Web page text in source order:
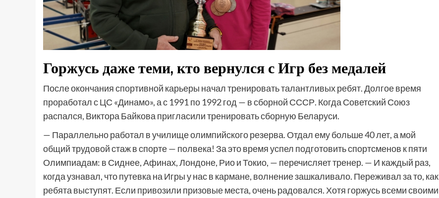
Горжусь даже теми, кто вернулся с Игр без медалей
После окончания спортивной карьеры начал тренировать талантливых ребят. Долгое время
проработал с ЦС «Динамо», а с 1991 по 1992 год — в сборной СССР. Когда Советский Союз
распался, Виктора Байкова пригласили тренировать сборную Беларуси.
— Параллельно работал в училище олимпийского резерва. Отдал ему больше 40 лет, а мой
общий трудовой стаж в спорте — полвека! За это время успел подготовить спортсменов к пяти
Олимпиадам: в Сиднее, Афинах, Лондоне, Рио и Токио, — перечисляет тренер. — И каждый раз,
когда узнавал, что путевка на Игры у нас в кармане, волнение зашкаливало. Переживал за то, как
ребята выступят. Если привозили призовые места, очень радовался. Хотя горжусь всеми своими